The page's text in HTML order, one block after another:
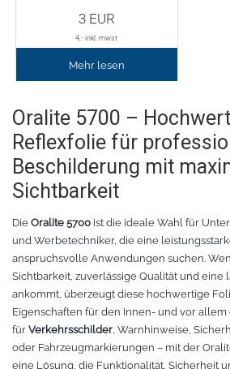
Chemica Galaxy
Chemica Sunmark
Chemica Reflex
Chemica Darklite
Chemica Metallic
Chemica Fashion
Transferpapier
Transferfolie
Handgelenktasche
Werkzeugkasten
Tücher
Reinigungsset
Glasschaber
Verpackungsmaschinen
Klebeband
Ausrüstung
3EUR
4,- inkl. mwst
Mehr lesen
Oralite 5700 –
Reflexfolie für
Beschilderung mit
Sichtbarkeit
Die Oralite 5700 ist die ideale Wahl für
und Werbetechniker, die eine
anspruchsvolle Anwendungen suchen.
Sichtbarkeit, zuverlässige Qualität und eine
ankommt, überzeugt diese hochwertige
Eigenschaften für den Innen- und vor allem
für Verkehrsschilder , Warnhinweise,
oder Fahrzeugmarkierungen – mit der
eine Lösung, die Funktionalität, Sicherheit